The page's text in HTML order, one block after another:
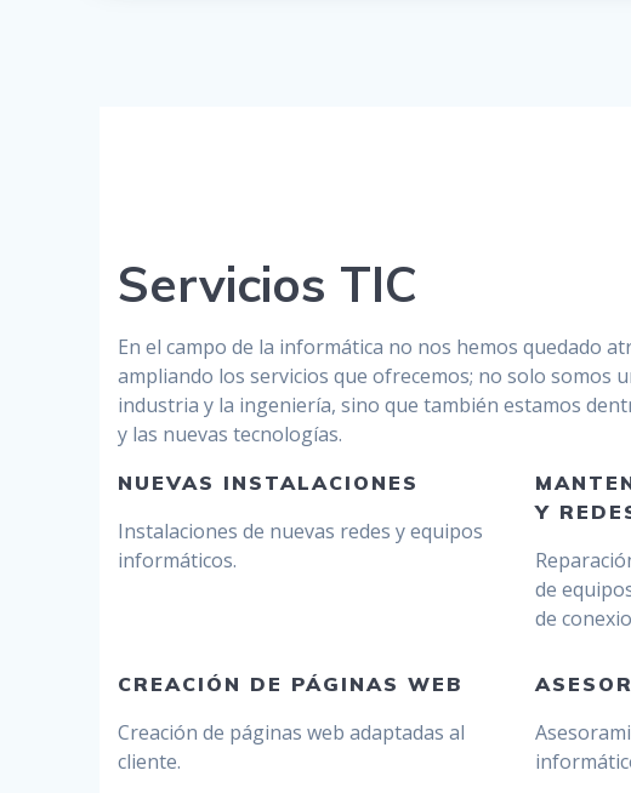
Servicios TIC
En el campo de la informática no nos hemos quedado
ampliando los servicios que ofrecemos; no solo somos
industria y la ingeniería, sino que también estamos
y las nuevas tecnologías.
NUEVAS INSTALACIONES
Instalaciones de nuevas redes y equipos
informáticos.
Y
de
de
CREACIÓN DE PÁGINAS WEB
Creación de páginas web adaptadas al
cliente.